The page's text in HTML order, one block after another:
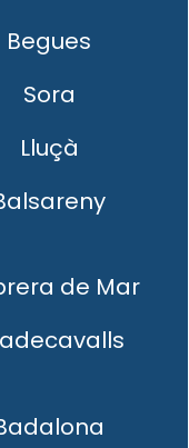
Begues
Sora
Lluçà
de Mar